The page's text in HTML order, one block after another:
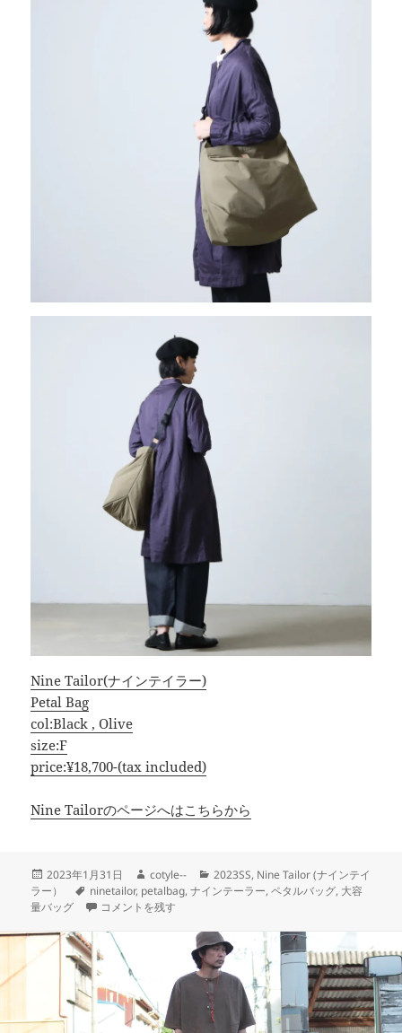
Nine Tailor(ナインテイラー)
Petal Bag
col:Black , Olive
size:F
price:¥18,700-(tax included)
Nine Tailorのページへはこちらから
投
稿
日:
2023年1月31日
作
成
者
cotyle--
カ
テ
ー
2023SS, Nine Tailor (ナインテイ
ラー）
タ
グ
ninetailor, petalbag,ナインテーラー,ペタルバッグ, 大容
量バッグ
帽子ブランドのモードなバッグ【Nine Tailor】 に
コメントを残す